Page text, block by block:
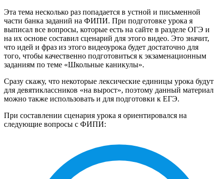
Эта тема несколько раз попадается в устной и письменной
части банка заданий на ФИПИ. При подготовке урока я
выписал все вопросы, которые есть на сайте в разделе ОГЭ и
на их основе составил сценарий для этого видео. Это значит,
что идей и фраз из этого видеоурока будет достаточно для
того, чтобы качественно подготовиться к экзаменационным
заданиям по теме «Школьные каникулы».
Сразу скажу, что некоторые лексические единицы урока будут
для девятиклассников «на вырост», поэтому данный материал
можно также использовать и для подготовки к ЕГЭ.
При составлении сценария урока я ориентировался на
следующие вопросы с ФИПИ: